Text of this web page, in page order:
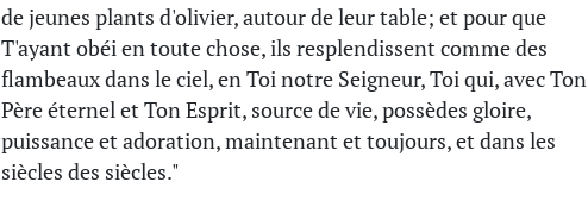
de jeunes plants d'olivier, autour de leur table; et pour que
T'ayant obéi en toute chose, ils resplendissent comme des
flambeaux dans le ciel, en Toi notre Seigneur, Toi qui, avec Ton
Père éternel et Ton Esprit, source de vie, possèdes gloire,
puissance et adoration, maintenant et toujours, et dans les
siècles des siècles."